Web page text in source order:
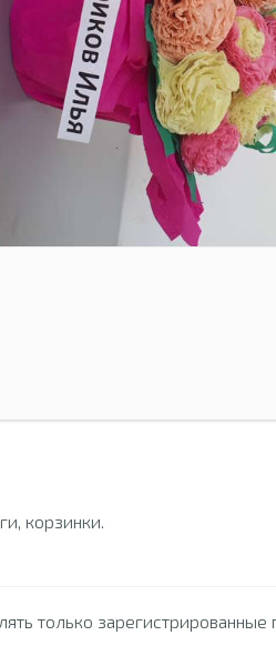
корзинки.
только зарегистрированные